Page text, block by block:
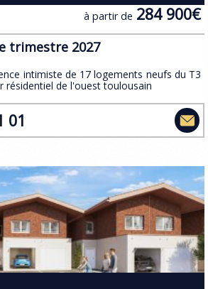
à partir de 284 900€
trimestre 2027
intimiste de 17 logements neufs du T3
résidentiel de l'ouest toulousain
01